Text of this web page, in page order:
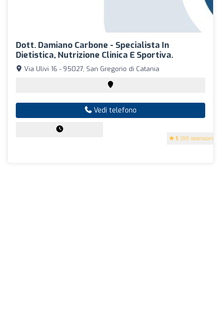
Dott. Damiano Carbone - Specialista In
Dietistica, Nutrizione Clinica E Sportiva.
5 (88 recensioni)
Via Ulivi 16 - 95027, San Gregorio di Catania
Vedi telefono